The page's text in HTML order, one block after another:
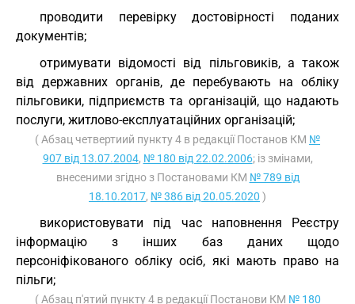
проводити перевірку достовірності поданих
документів;
отримувати відомості від пільговиків, а також
від державних органів, де перебувають на обліку
пільговики, підприємств та організацій, що надають
послуги, житлово-експлуатаційних організацій;
( Абзац четвертиий пункту 4 в редакції Постанов КМ №
907 від 13.07.2004, № 180 від 22.02.2006; із змінами,
внесеними згідно з Постановами КМ № 789 від
18.10.2017, № 386 від 20.05.2020 )
використовувати під час наповнення Реєстру
інформацію з інших баз даних щодо
персоніфікованого обліку осіб, які мають право на
пільги;
( Абзац п'ятий пункту 4 в редакції Постанови КМ № 180